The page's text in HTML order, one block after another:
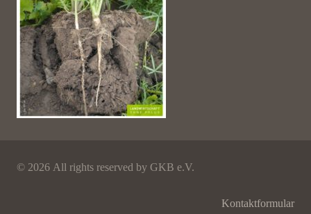
©2026 All rights reserved by GKB e.V.
Kontaktformular